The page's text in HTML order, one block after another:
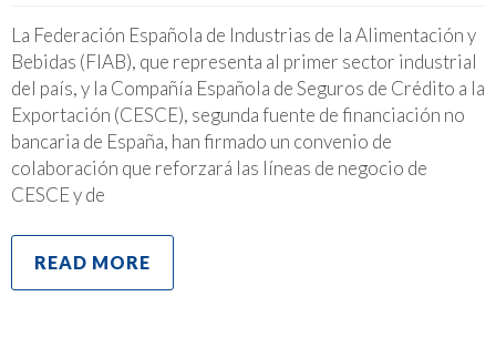
La Federación Española de Industrias de la Alimentación y
Bebidas (FIAB), que representa al primer sector industrial
del país, y la Compañía Española de Seguros de Crédito a la
Exportación (CESCE), segunda fuente de financiación no
bancaria de España, han firmado un convenio de
colaboración que reforzará las líneas de negocio de
CESCE y de
READ MORE